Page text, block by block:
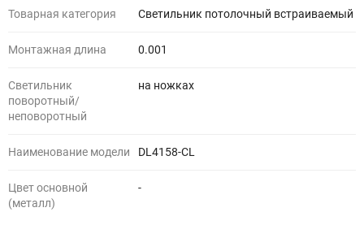
Товарная категория Светильник потолочный встраиваемый
Монтажная длина 0.001
Светильник
поворотный/
неповоротный
на ножках
Наименование модели DL4158-CL
Цвет основной
(металл)
-